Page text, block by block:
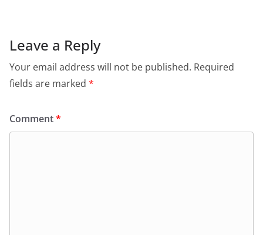
Leave a Reply
Your email address will not be published. Required
fields are marked *
Comment*